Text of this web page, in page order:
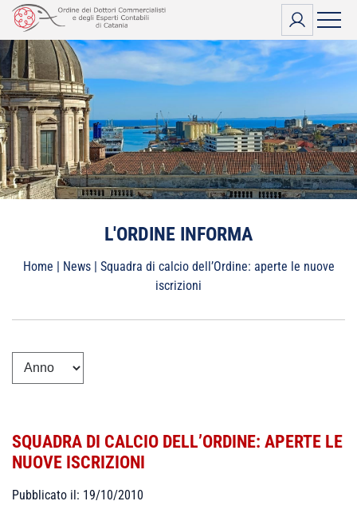
Vai
contenuto
L'ORDINE INFORMA
Home | News| Squadra di calcio dell’Ordine: aperte le nuove
iscrizioni
SQUADRA DI CALCIO DELL’ORDINE: APERTE LE
NUOVE ISCRIZIONI
Pubblicato il: 19/10/2010